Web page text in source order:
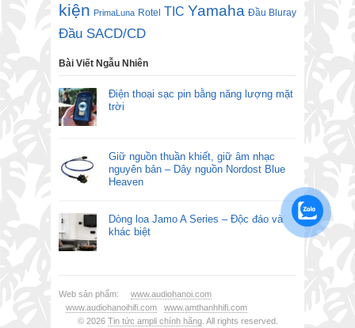
kiện PrimaLuna Rotel TIC Yamaha Đầu Bluray
Đầu SACD/CD
Bài Viết Ngẫu Nhiên
Điện thoại sạc pin bằng năng lượng mặt
trời
Giữ nguồn thuần khiết, giữ âm nhạc
nguyên bản – Dây nguồn Nordost Blue
Heaven
Dòng loa Jamo A Series – Độc đáo và
khác biệt
Web sản phẩm: www.audiohanoi.com
www.audiohanoihifi.com
www.amthanhhifi.com
© 2026 Tin tức ampli chính hãng. All rights reserved.